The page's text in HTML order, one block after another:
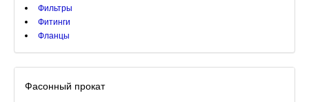
Фильтры
Фитинги
Фланцы
Фасонный прокат